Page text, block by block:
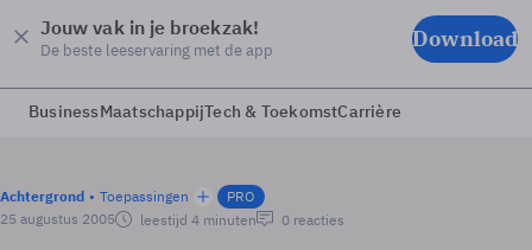
Jouw vak in je broekzak!
De beste leeservaring met de app Download
BusinessMaatschappijTech & ToekomstCarrière
Achtergrond Toepassingen
PRO
25 augustus 2005
leestijd 4 minuten 0 reacties